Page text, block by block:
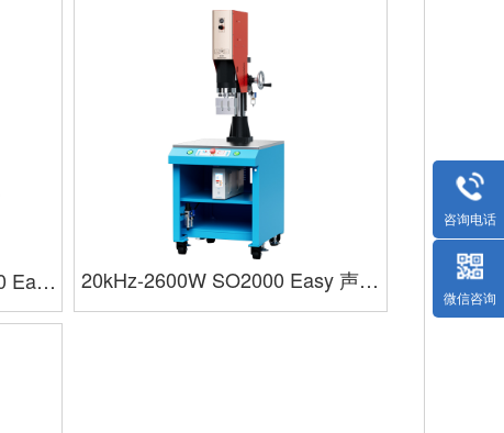
Easy
20kHz-2600W SO2000 Easy 声峰
超声波豪华台落地机型小电箱数字
咨询电话
微信咨询